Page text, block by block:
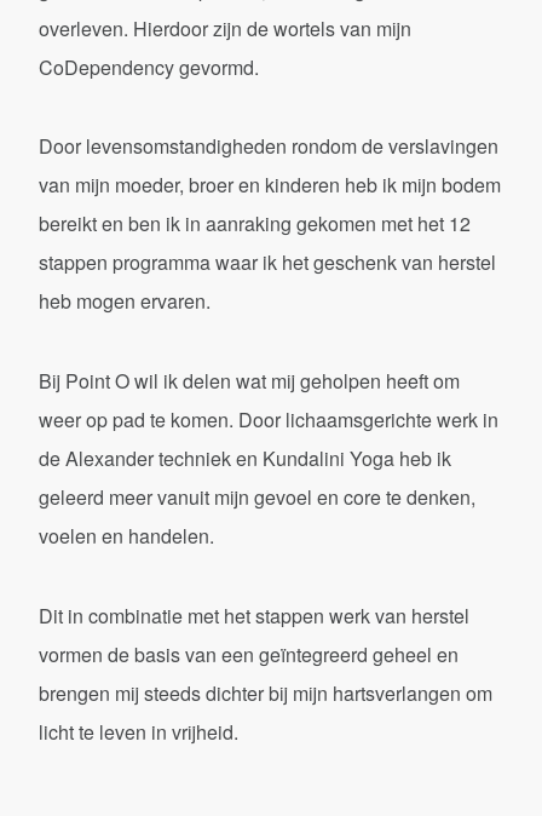
overleven. Hierdoor zijn de wortels van mijn
CoDependency gevormd.
Door levensomstandigheden rondom de verslavingen
van mijn moeder, broer en kinderen heb ik mijn bodem
bereikt en ben ik in aanraking gekomen met het 12
stappen programma waar ik het geschenk van herstel
heb mogen ervaren.
Bij Point O wil ik delen wat mij geholpen heeft om
weer op pad te komen. Door lichaamsgerichte werk in
de Alexander techniek en Kundalini Yoga heb ik
geleerd meer vanuit mijn gevoel en core te denken,
voelen en handelen.
Dit in combinatie met het stappen werk van herstel
vormen de basis van een geïntegreerd geheel en
brengen mij steeds dichter bij mijn hartsverlangen om
licht te leven in vrijheid.